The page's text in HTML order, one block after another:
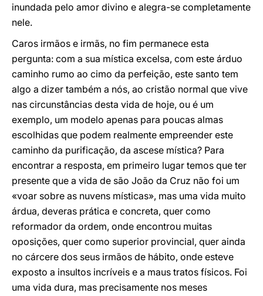
inundada pelo amor divino e alegra-se completamente
nele.
Caros irmãos e irmãs, no fim permanece esta
pergunta: com a sua mística excelsa, com este árduo
caminho rumo ao cimo da perfeição, este santo tem
algo a dizer também a nós, ao cristão normal que vive
nas circunstâncias desta vida de hoje, ou é um
exemplo, um modelo apenas para poucas almas
escolhidas que podem realmente empreender este
caminho da purificação, da ascese mística? Para
encontrar a resposta, em primeiro lugar temos que ter
presente que a vida de são João da Cruz não foi um
«voar sobre as nuvens místicas», mas uma vida muito
árdua, deveras prática e concreta, quer como
reformador da ordem, onde encontrou muitas
oposições, quer como superior provincial, quer ainda
no cárcere dos seus irmãos de hábito, onde esteve
exposto a insultos incríveis e a maus tratos físicos. Foi
uma vida dura, mas precisamente nos meses